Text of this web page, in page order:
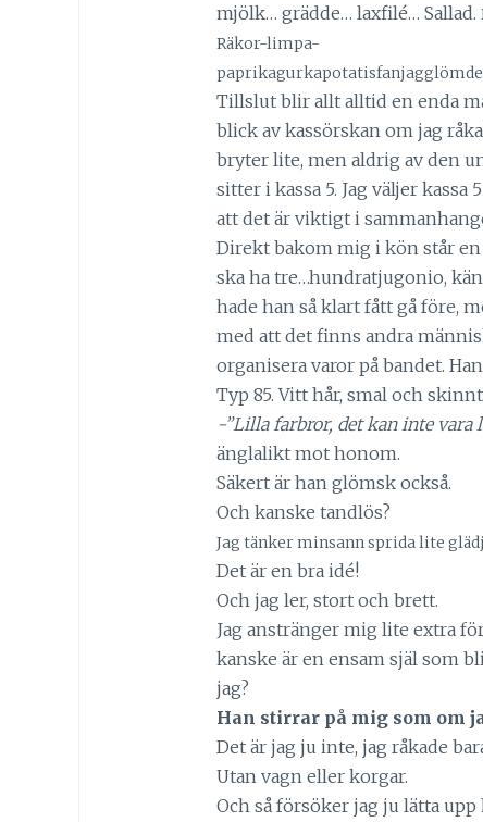
mjölk… grädde… laxfilé… Sallad.
Räkor-limpa-
Tillslut blir allt alltid en enda
blick av kassörskan om jag
bryter lite, men aldrig av den
sitter i kassa 5. Jag väljer
att det är viktigt i
Direkt bakom mig i kön står en
ska ha tre…hundratjugonio,
hade han så klart fått gå före,
med att det finns andra
organisera varor på bandet.
Typ 85. Vitt hår, smal och
-”Lilla farbror, det kan inte vara
änglalikt mot honom.
Säkert är han glömsk också.
Och kanske tandlös?
Jag tänker minsann sprida lite
Det är en bra idé!
Och jag ler, stort och brett.
Jag anstränger mig lite extra
kanske är en ensam själ som
jag?
Han stirrar på mig som om
Det är jag ju inte, jag råkade
Utan vagn eller korgar.
Och så försöker jag ju lätta